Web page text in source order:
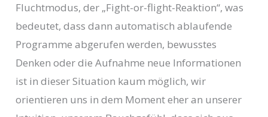
Fluchtmodus, der „Fight-or-flight-Reaktion“, was
bedeutet, dass dann automatisch ablaufende
Programme abgerufen werden, bewusstes
Denken oder die Aufnahme neue Informationen
ist in dieser Situation kaum möglich, wir
orientieren uns in dem Moment eher an unserer